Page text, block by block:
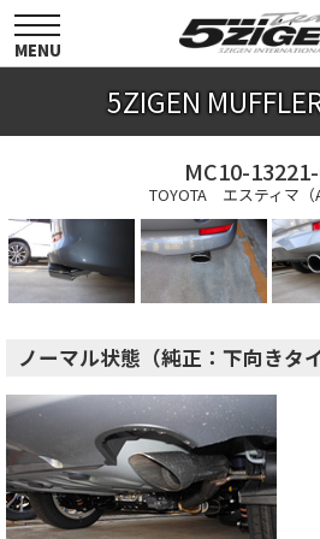
toggle
navigation
MENU
5ZIGEN
MC10-
TOYOTA エスティマ（
ノーマル状態（純正：下向きタイ